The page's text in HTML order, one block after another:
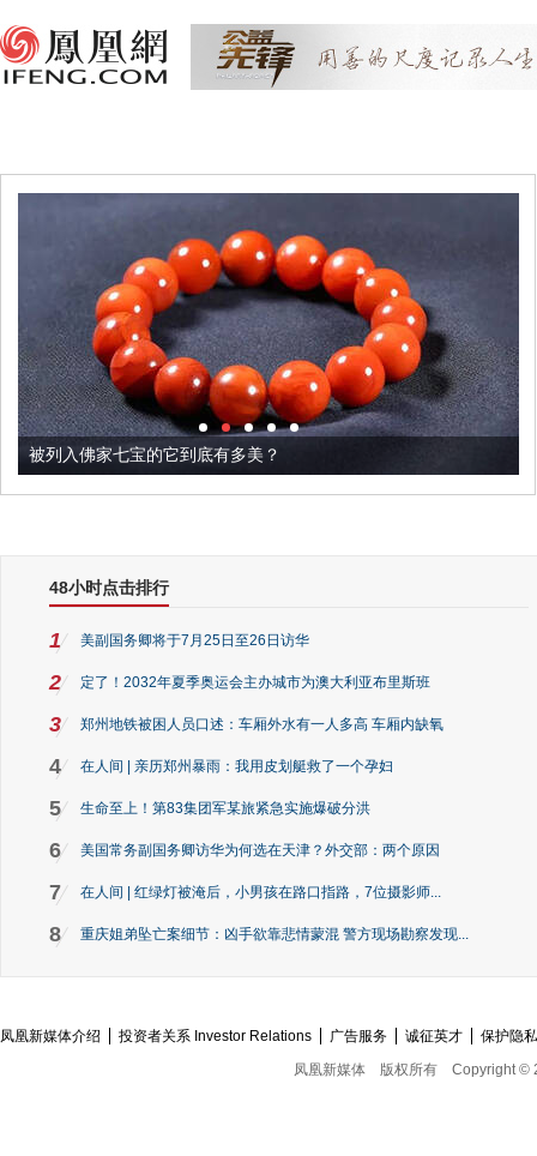
被列入佛家七宝的它到底有多美？
48小时点击排行
1 美副国务卿将于7月25日至26日访华
2 定了！2032年夏季奥运会主办城市为澳大利亚布里斯班
3 郑州地铁被困人员口述：车厢外水有一人多高 车厢内缺氧
4 在人间 | 亲历郑州暴雨：我用皮划艇救了一个孕妇
5 生命至上！第83集团军某旅紧急实施爆破分洪
6 美国常务副国务卿访华为何选在天津？外交部：两个原因
7 在人间 | 红绿灯被淹后，小男孩在路口指路，7位摄影师...
8 重庆姐弟坠亡案细节：凶手欲靠悲情蒙混 警方现场勘察发现...
凤凰新媒体介绍 投资者关系 Investor Relations 广告服务 诚征英才
保护隐
凤凰新媒体
版权所有 Copyright ©